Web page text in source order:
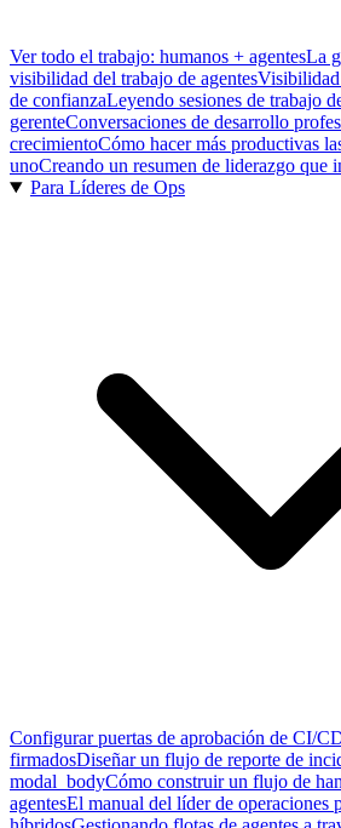
Ver todo el trabajo: humanos + agentesLa
visibilidad del trabajo de agentes
de confianzaLeyendo sesiones de trabajo
gerenteConversaciones de desarrollo
crecimientoCómo hacer más productivas
unoCreando un resumen de liderazgo que
Para Líderes de Ops
Configurar puertas de aprobación de CI/
firmadosDiseñar un flujo de reporte de
modal_bodyCómo construir un flujo de
agentesEl manual del líder de operaciones